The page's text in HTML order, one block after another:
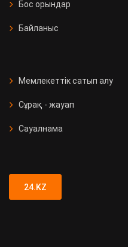
Бос орындар
Байланыс
Мемлекеттік сатып алу
Сұрақ - жауап
Сауалнама
24.KZ